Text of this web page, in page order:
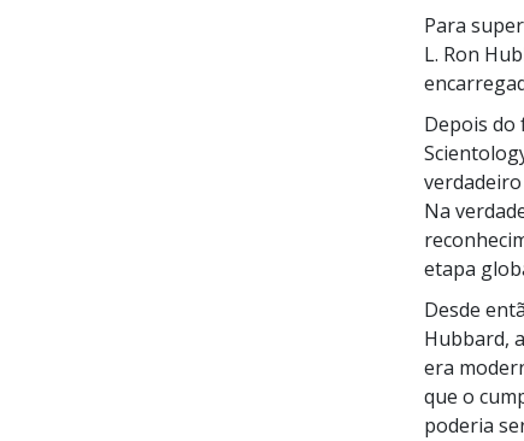
Para
L. Ron
Depois do
Na
etapa
Desde
Hubbard,
era
que o
poderia